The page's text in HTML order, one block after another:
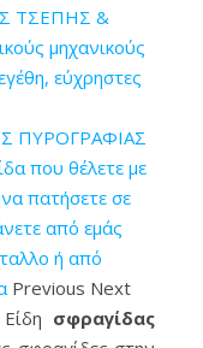
λεπτά • Τώρα εύκολα
σας σφραγίδα • μέσα
"Sfragides Athina
ΤΣΕΠΗΣ &
μηχανικούς
εύχρηστες
ΠΥΡΟΓΡΑΦΙΑΣ
που θέλετε με
πατήσετε σε
από εμάς
ή από
Previous Next
σφραγίδας